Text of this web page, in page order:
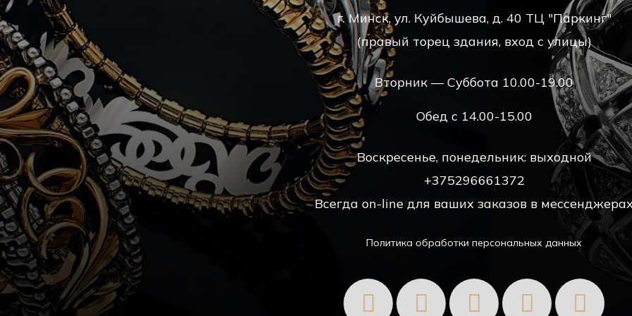
г. Минск, ул. Куйбышева, д. 40 ТЦ "Паркинг"
(правый торец здания, вход с улицы)
Вторник — Суббота 10.00-19.00
Обед с 14.00-15.00
Воскресенье, понедельник: выходной
+375296661372
Всегда on-line для ваших заказов в
Политика обработки персональных данных